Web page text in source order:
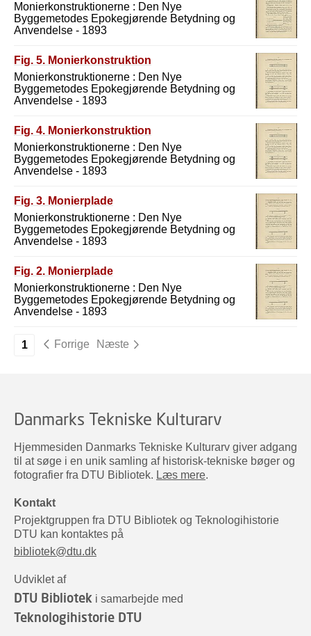
Monierkonstruktionerne : Den Nye
Byggemetodes Epokegjørende Betydning og
Anvendelse - 1893
Fig. 5. Monierkonstruktion
Monierkonstruktionerne : Den Nye
Byggemetodes Epokegjørende Betydning og
Anvendelse - 1893
Fig. 4. Monierkonstruktion
Monierkonstruktionerne : Den Nye
Byggemetodes Epokegjørende Betydning og
Anvendelse - 1893
Fig. 3. Monierplade
Monierkonstruktionerne : Den Nye
Byggemetodes Epokegjørende Betydning og
Anvendelse - 1893
Fig. 2. Monierplade
Monierkonstruktionerne : Den Nye
Byggemetodes Epokegjørende Betydning og
Anvendelse - 1893
1 Forrige Næste
Danmarks Tekniske Kulturarv
Hjemmesiden Danmarks Tekniske Kulturarv giver adgang
til at søge i en unik samling af historisk-tekniske bøger og
fotografier fra DTU Bibliotek. Læs mere.
Kontakt
Projektgruppen fra DTU Bibliotek og Teknologihistorie
DTU kan kontaktes på
bibliotek@dtu.dk
Udviklet af
DTU Bibliotek i samarbejde med
Teknologihistorie DTU